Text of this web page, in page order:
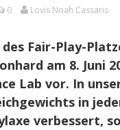
0 Lovis Noah Cassaris
Fair-Play-
am 8. Juni
Lab vor. In
in
verbessert,